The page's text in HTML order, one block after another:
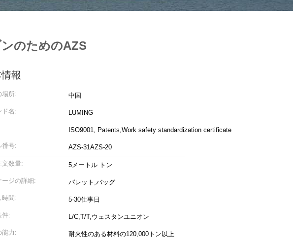
のためのAZS
報
場所: 中国
ド名: LUMING
ISO9001, Patents,Work safety standardization certificate
番号: AZS-31AZS-20
文数量: 5メートル トン
ージの詳細: パレット,バッグ
時間: 5-30仕事日
件: L/C,T/T,ウェスタンユニオン
能力: 耐火性のある材料の120,000トン以上